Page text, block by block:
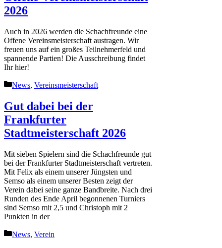
2026
Auch in 2026 werden die Schachfreunde eine
Offene Vereinsmeisterschaft austragen. Wir
freuen uns auf ein großes Teilnehmerfeld und
spannende Partien! Die Ausschreibung findet
Ihr hier!
Kategorien
News, Vereinsmeisterschaft
Gut dabei bei der
Frankfurter
Stadtmeisterschaft 2026
Mit sieben Spielern sind die Schachfreunde gut
bei der Frankfurter Stadtmeisterschaft vertreten.
Mit Felix als einem unserer Jüngsten und
Semso als einem unserer Besten zeigt der
Verein dabei seine ganze Bandbreite. Nach drei
Runden des Ende April begonnenen Turniers
sind Semso mit 2,5 und Christoph mit 2
Punkten in der
Kategorien
News, Verein